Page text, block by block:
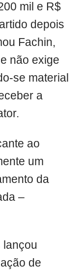
mil e R$
depois
Fachin,
não exige
se material
a
ao
um
da
–
lançou
de